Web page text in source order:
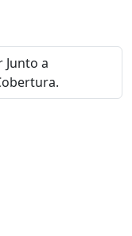
Junto a